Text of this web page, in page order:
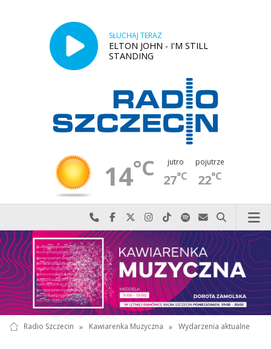
SŁUCHAJ TERAZ
ELTON JOHN - I'M STILL
STANDING
14°C jutro
27°C
pojutrze
22°C
Najlepiej po prostu do nas zadzwoń
Odwiedź nas na Facebook-u
Odwiedź nas na X
Odwiedź nas na Instagram-ie
Odwiedź nas na TikTok-u
Szukaj nas na Spotify
Wyślij do nas
Szukaj
Radio Szczecin » Kawiarenka Muzyczna » Wydarzenia aktualne